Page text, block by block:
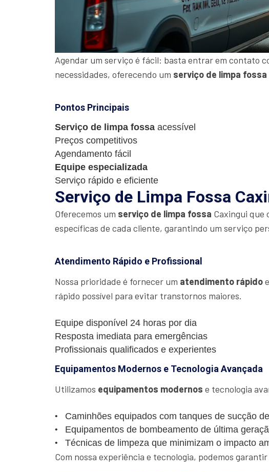
Agendar um serviço é fácil: basta entrar em contato
necessidades, oferecendo um serviço de limpa fossa
Pontos Principais
Serviço de limpa fossa acessível
Preços competitivos
Agendamento fácil
Equipe especializada
Serviço rápido e eficiente
Serviço de Limpa Fossa
Oferecemos um serviço de limpa fossa Caxingui que
específicas de cada cliente, garantindo um serviço
Atendimento Rápido e Profissional
Nossa prioridade é fornecer um atendimento rápido
rápido possível para evitar transtornos maiores.
Equipe disponível 24 horas por dia
Resposta imediata para emergências
Profissionais qualificados e experientes
Equipamentos Modernos e Tecnologia Avançada
Utilizamos equipamentos modernos e tecnologia
Caminhões equipados com tanques de sucção
Equipamentos de bombeamento de última
Técnicas de limpeza que minimizam o impacto
Com nossa experiência e tecnologia, podemos